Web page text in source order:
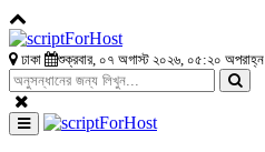
ঢাকা শুক্রবার, ০৭ অগাস্ট ২০২৬, ০৫:২০ অপরাহ্ন